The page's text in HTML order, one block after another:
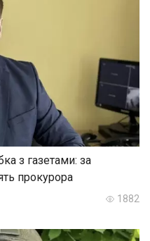
з газетами: за
прокурора
1882